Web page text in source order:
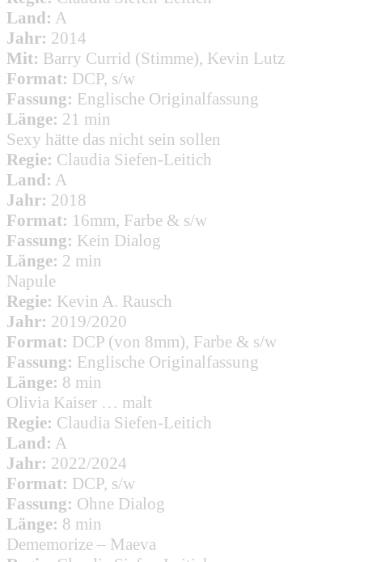
Land: A
Jahr: 2014
Mit: Barry Currid (Stimme), Kevin Lutz
Format: DCP, s/w
Fassung: Englische Originalfassung
Länge: 21 min
Sexy hätte das nicht sein sollen
Regie: Claudia Siefen-Leitich
Land: A
Jahr: 2018
Format: 16mm, Farbe & s/w
Fassung: Kein Dialog
Länge: 2 min
Napule
Regie: Kevin A. Rausch
Jahr: 2019/2020
Format: DCP (von 8mm), Farbe & s/w
Fassung: Englische Originalfassung
Länge: 8 min
Olivia Kaiser … malt
Regie: Claudia Siefen-Leitich
Land: A
Jahr: 2022/2024
Format: DCP, s/w
Fassung: Ohne Dialog
Länge: 8 min
Dememorize – Maeva